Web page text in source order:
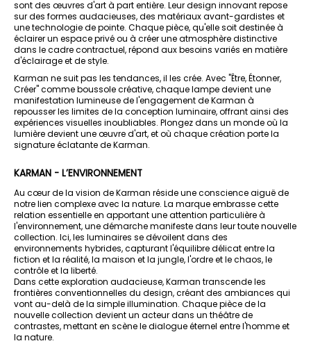
sont des œuvres d'art à part entière. Leur design innovant repose
sur des formes audacieuses, des matériaux avant-gardistes et
une technologie de pointe. Chaque pièce, qu'elle soit destinée à
éclairer un espace privé ou à créer une atmosphère distinctive
dans le cadre contractuel, répond aux besoins variés en matière
d'éclairage et de style.
Karman ne suit pas les tendances, il les crée. Avec "Être, Étonner,
Créer" comme boussole créative, chaque lampe devient une
manifestation lumineuse de l'engagement de Karman à
repousser les limites de la conception luminaire, offrant ainsi des
expériences visuelles inoubliables. Plongez dans un monde où la
lumière devient une œuvre d'art, et où chaque création porte la
signature éclatante de Karman.
KARMAN - L’ENVIRONNEMENT
Au cœur de la vision de Karman réside une conscience aiguë de
notre lien complexe avec la nature. La marque embrasse cette
relation essentielle en apportant une attention particulière à
l'environnement, une démarche manifeste dans leur toute nouvelle
collection. Ici, les luminaires se dévoilent dans des
environnements hybrides, capturant l'équilibre délicat entre la
fiction et la réalité, la maison et la jungle, l'ordre et le chaos, le
contrôle et la liberté.
Dans cette exploration audacieuse, Karman transcende les
frontières conventionnelles du design, créant des ambiances qui
vont au-delà de la simple illumination. Chaque pièce de la
nouvelle collection devient un acteur dans un théâtre de
contrastes, mettant en scène le dialogue éternel entre l'homme et
la nature.